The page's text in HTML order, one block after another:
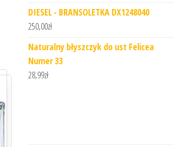
DIESEL - BRANSOLETKA DX1248040
250,00zł
Naturalny błyszczyk do ust Felicea
Numer 33
28,99zł